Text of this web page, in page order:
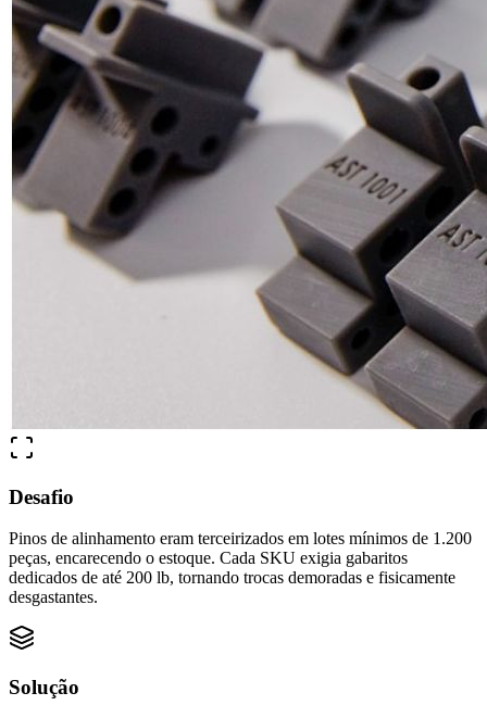
Desafio
Pinos de alinhamento eram terceirizados em lotes mínimos de 1.200
peças, encarecendo o estoque. Cada SKU exigia gabaritos
dedicados de até 200 lb, tornando trocas demoradas e fisicamente
desgastantes.
Solução